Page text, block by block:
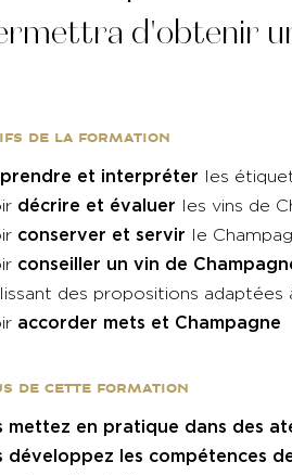
d'obtenir
de la formation
et interpréter les
décrire et évaluer les vins de
conserver et servir le
conseiller un vin de
des propositions adaptées
accorder mets et Champagne
de cette formation
mettez en pratique dans des
développez les compétences